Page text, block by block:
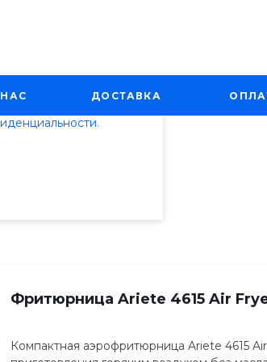
и
Продолжая
.
ДОСТАВКА
Фритюрница Ariete 4615 Air
Компактная аэрофритюрница Ariete 4615